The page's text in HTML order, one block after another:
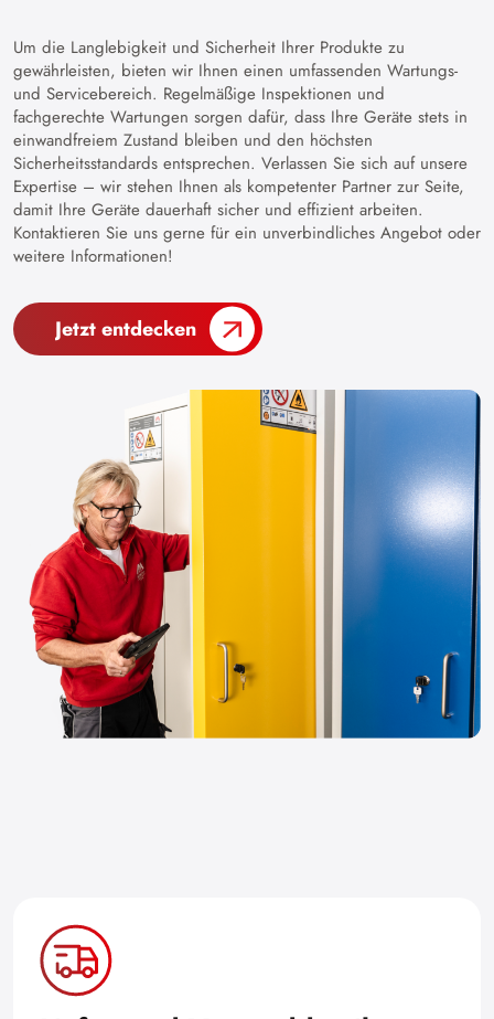
Um die Langlebigkeit und Sicherheit Ihrer Produkte zu
gewährleisten, bieten wir Ihnen einen umfassenden Wartungs-
und Servicebereich. Regelmäßige Inspektionen und
fachgerechte Wartungen sorgen dafür, dass Ihre Geräte stets in
einwandfreiem Zustand bleiben und den höchsten
Sicherheitsstandards entsprechen. Verlassen Sie sich auf unsere
Expertise – wir stehen Ihnen als kompetenter Partner zur Seite,
damit Ihre Geräte dauerhaft sicher und effizient arbeiten.
Kontaktieren Sie uns gerne für ein unverbindliches Angebot oder
weitere Informationen!
Jetzt entdecken